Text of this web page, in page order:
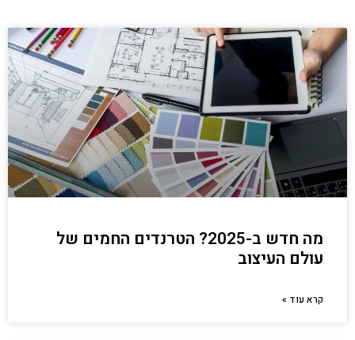
מה חדש ב-2025? הטרנדים החמים של
עולם העיצוב
קרא עוד »